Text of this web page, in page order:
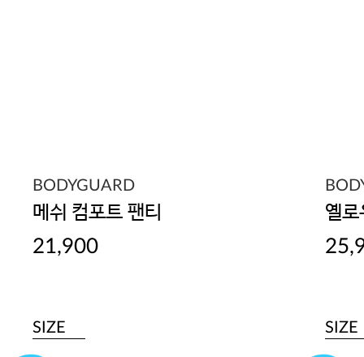
BODYGUARD
메쉬 컴포트 팬티
21,900
SIZE
옐로
SIZE